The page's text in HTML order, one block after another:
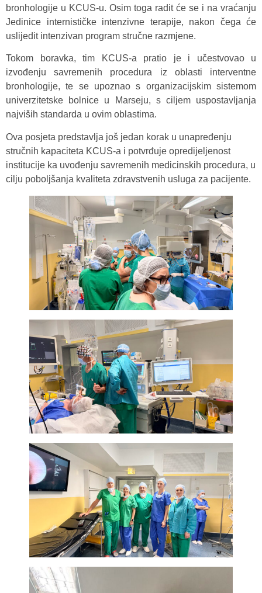
bronhologije u KCUS-u. Osim toga radit će se i na vraćanju
Jedinice internističke intenzivne terapije, nakon čega će
uslijedit intenzivan program stručne razmjene.
Tokom boravka, tim KCUS-a pratio je i učestvovao u
izvođenju savremenih procedura iz oblasti interventne
bronhologije, te se upoznao s organizacijskim sistemom
univerzitetske bolnice u Marseju, s ciljem uspostavljanja
najviših standarda u ovim oblastima.
Ova posjeta predstavlja još jedan korak u unapređenju
stručnih kapaciteta KCUS-a i potvrđuje opredijeljenost
institucije ka uvođenju savremenih medicinskih procedura, u
cilju poboljšanja kvaliteta zdravstvenih usluga za pacijente.